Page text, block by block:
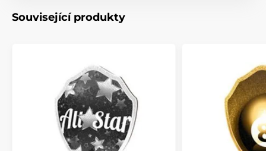
Motiv
Způsob personalizace
Související produkty